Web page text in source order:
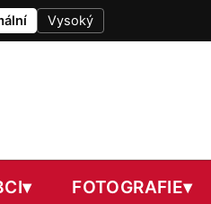
Vysoký
▾ FOTOGRAFIE▾